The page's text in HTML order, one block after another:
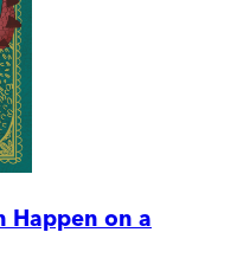
Happen on a